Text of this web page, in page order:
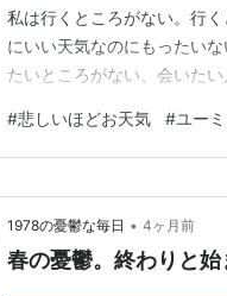
私は行くところがない。行
にいい天気なのにもったい
たいところがない、会いた
ユーミンの歌のタイトルが
のだ。ポカポカ春の陽気で
#悲しいほどお天気 #ユー
1978の憂鬱な毎日 • 4ヶ月前
春の憂鬱。終わりと始